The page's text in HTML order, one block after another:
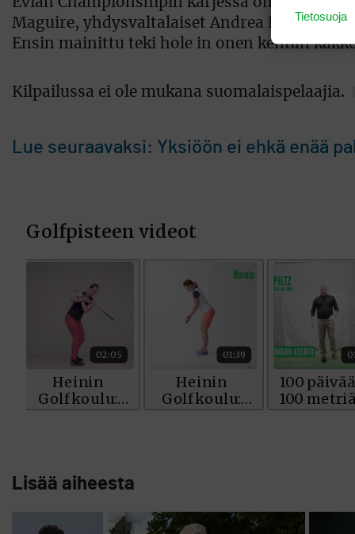
Maguire, yhdysvaltalaiset Andrea Lee ja
Ensin mainittu teki hole in onen kentän
Kilpailussa ei ole mukana suomalaispelaajia.
Lue seuraavaksi: Yksiöön ei ehkä enää
Lisää aiheesta
Tietosuoja